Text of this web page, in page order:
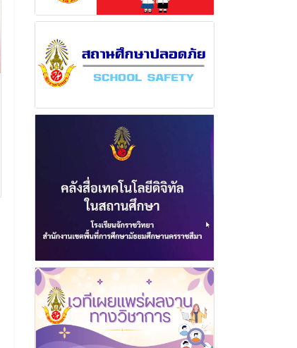
พุทธศักราช 2566
5 กรกฎาคม 2566
อ่านเพิ่มเติม
พุทธศักราช